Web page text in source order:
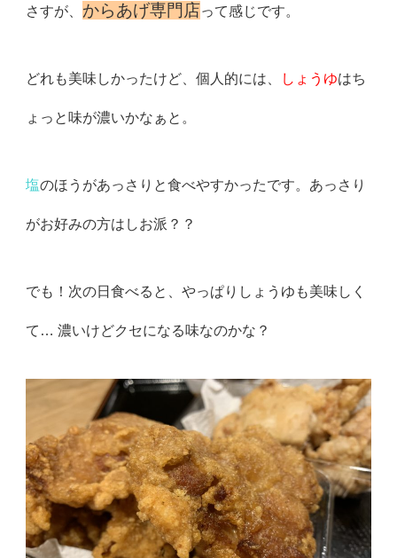
さすが、 からあげ専門店って感じです。
どれも美味しかったけど、個人的には、 しょうゆはち
ょっと味が濃いかなぁと。
塩のほうがあっさりと食べやすかったです。あっさり
がお好みの方はしお派？？
でも！次の日食べると、やっぱりしょうゆも美味しく
て… 濃いけどクセになる味なのかな？